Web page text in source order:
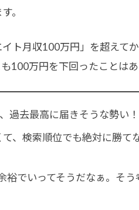
。
ト月収100万円」を超えて
100万円を下回ったことはあ
過去最高に届きそうな勢い！
、検索順位でも絶対に勝て
裕でいってそうだなぁ。そ